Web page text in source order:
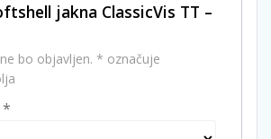
jakna ClassicVis TT –
bo objavljen. * označuje
*